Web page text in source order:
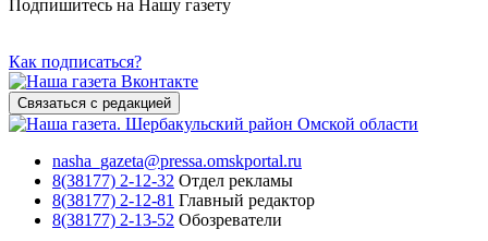
Подпишитесь на Нашу газету
Как подписаться?
Связаться с редакцией
nasha_gazeta@pressa.omskportal.ru
8(38177) 2-12-32 Отдел рекламы
8(38177) 2-12-81 Главный редактор
8(38177) 2-13-52 Обозреватели